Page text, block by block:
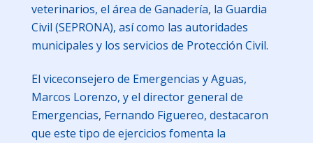
veterinarios, el área de Ganadería, la Guardia
Civil (SEPRONA), así como las autoridades
municipales y los servicios de Protección Civil.
El viceconsejero de Emergencias y Aguas,
Marcos Lorenzo, y el director general de
Emergencias, Fernando Figuereo, destacaron
que este tipo de ejercicios fomenta la